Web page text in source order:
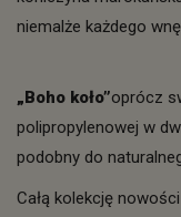
niemalże każdego
„Boho koło”oprócz
polipropylenowej w
podobny do
Całą kolekcję nowości